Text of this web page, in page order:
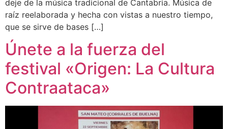
deje de la música tradicional de Cantabria. Música de
raíz reelaborada y hecha con vistas a nuestro tiempo,
que se sirve de bases […]
Únete a la fuerza del
festival «Origen: La Cultura
Contraataca»